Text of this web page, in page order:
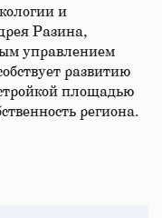
и
Разина,
управлением
развитию
площадью
региона.